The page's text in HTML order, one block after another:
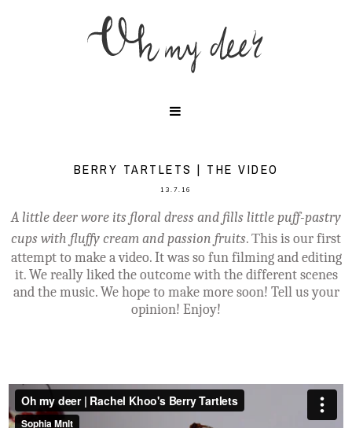
BERRY TARTLETS | THE VIDEO
13.7.16
A little deer wore its floral dress and fills little puff-pastry
cups with fluffy cream and passion fruits. Τhis is our first
attempt to make a video. It was so fun filming and editing
it. We really liked the outcome with the different scenes
and the music. We hope to make more soon! Tell us your
opinion! Enjoy!